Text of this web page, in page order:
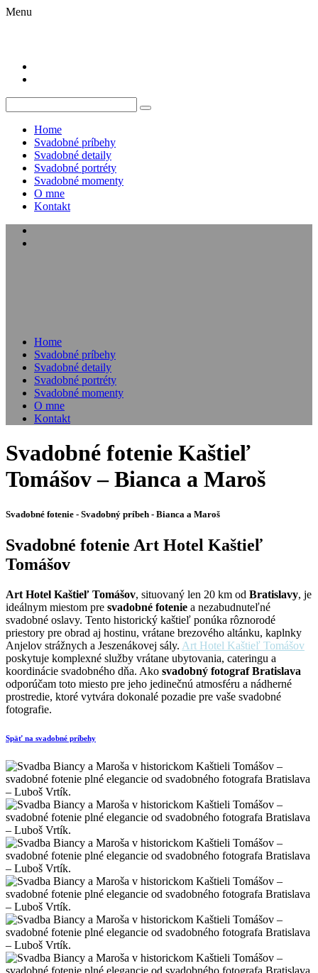
Menu
Home
Svadobné príbehy
Svadobné detaily
Svadobné portréty
Svadobné momenty
O mne
Kontakt
Home
Svadobné príbehy
Svadobné detaily
Svadobné portréty
Svadobné momenty
O mne
Kontakt
Svadobné fotenie Kaštieľ
Tomášov – Bianca a Maroš
Svadobné fotenie - Svadobný príbeh - Bianca a Maroš
Svadobné fotenie Art Hotel Kaštieľ
Tomášov
Art Hotel Kaštieľ Tomášov, situovaný len 20 km od Bratislavy, je
ideálnym miestom pre svadobné fotenie a nezabudnuteľné
svadobné oslavy. Tento historický kaštieľ ponúka rôznorodé
priestory pre obrad aj hostinu, vrátane brezového altánku, kaplnky
Anjelov strážnych a Jeszenákovej sály. Art Hotel Kaštieľ Tomášov
poskytuje komplexné služby vrátane ubytovania, cateringu a
koordinácie svadobného dňa. Ako svadobný fotograf Bratislava
odporúčam toto miesto pre jeho jedinečnú atmosféru a nádherné
prostredie, ktoré vytvára dokonalé pozadie pre vaše svadobné
fotografie.
Späť na svadobné príbehy